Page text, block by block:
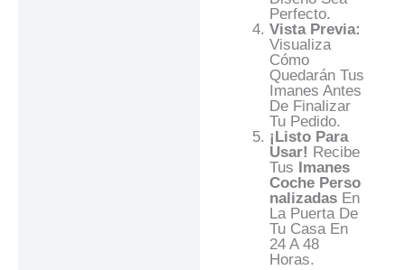
Perfecto.
Vista Previa:
Visualiza
Cómo
Quedarán Tus
Imanes Antes
De Finalizar
Tu Pedido.
¡Listo Para
Usar! Recibe
Tus
Imanes
Coche Perso
NalizadasEn
La Puerta De
Tu Casa En
24 A 48
Horas.